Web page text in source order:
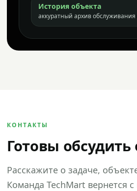
История объекта
аккуратный архив
КОНТАКТЫ
Готовы обсудить
Расскажите о задаче,
Команда TechMart вернется